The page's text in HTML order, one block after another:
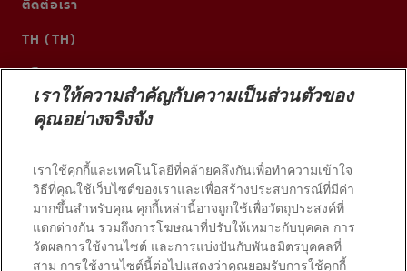
ติดต่อเรา
TH (TH)
© 2026 บริษัท คอลเกต-ปาล์มโอลีฟ สงวนลิขสิทธิ์
เราให้ความสำคัญกับความเป็นส่วนตัวของ
คุณอย่างจริงจัง
เราใช้คุกกี้และเทคโนโลยีที่คล้ายคลึงกันเพื่อทำความเข้าใจ
วิธีที่คุณใช้เว็บไซต์ของเราและเพื่อสร้างประสบการณ์ที่มีค่า
มากขึ้นสำหรับคุณ คุกกี้เหล่านี้อาจถูกใช้เพื่อวัตถุประสงค์ที่
แตกต่างกัน รวมถึงการโฆษณาที่ปรับให้เหมาะกับบุคคล การ
วัดผลการใช้งานไซต์ และการแบ่งปันกับพันธมิตรบุคคลที่
สาม การใช้งานไซต์นี้ต่อไปแสดงว่าคุณยอมรับการใช้คุกกี้